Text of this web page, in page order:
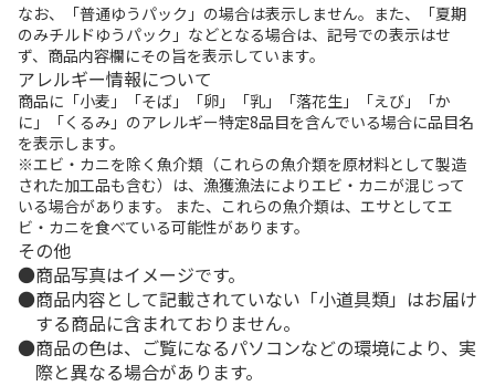
なお、「普通ゆうパック」の場合は表示しません。また、「夏期
のみチルドゆうパック」などとなる場合は、記号での表示はせ
ず、商品内容欄にその旨を表示しています。
アレルギー情報について
商品に「小麦」「そば」「卵」「乳」「落花生」「えび」「か
に」「くるみ」のアレルギー特定8品目を含んでいる場合に品目名
を表示します。
※エビ・カニを除く魚介類（これらの魚介類を原材料として製造
された加工品も含む）は、漁獲漁法によりエビ・カニが混じって
いる場合があります。 また、これらの魚介類は、エサとしてエ
ビ・カニを食べている可能性があります。
その他
商品写真はイメージです。
商品内容として記載されていない「小道具類」はお届け
する商品に含まれておりません。
商品の色は、ご覧になるパソコンなどの環境により、実
際と異なる場合があります。